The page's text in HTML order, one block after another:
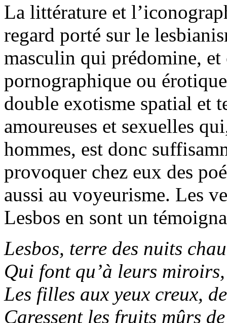
La littérature et
regard porté sur le
masculin qui prédomine,
pornographique ou
double exotisme spatial et
amoureuses et sexuelles
hommes, est donc
provoquer chez eux des
aussi au voyeurisme. Les
Lesbos en sont un
Lesbos, terre des nuits
Qui font qu’à leurs
Les filles aux yeux creux,
Caressent les fruits mûrs